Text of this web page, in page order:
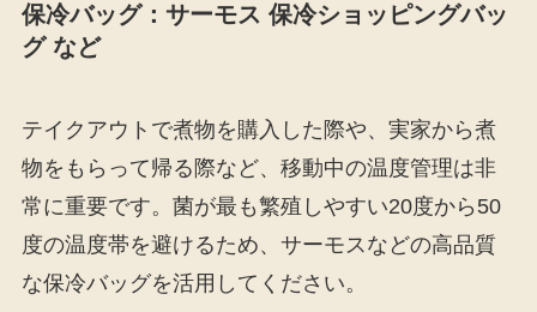
保冷バッグ：サーモス 保冷ショッピングバッ
グ など
テイクアウトで煮物を購入した際や、実家から煮
物をもらって帰る際など、移動中の温度管理は非
常に重要です。菌が最も繁殖しやすい20度から50
度の温度帯を避けるため、サーモスなどの高品質
な保冷バッグを活用してください。